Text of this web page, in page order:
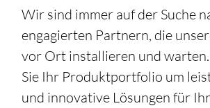
Wir sind immer auf der Suche
engagierten Partnern, die
vor Ort installieren und
Sie Ihr Produktportfolio um
und innovative Lösungen für